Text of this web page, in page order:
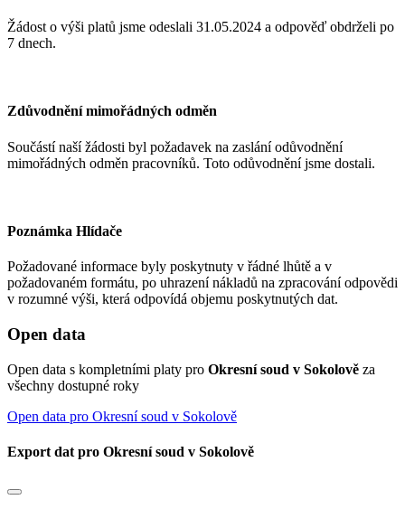
Žádost o výši platů jsme odeslali 31.05.2024 a odpověď obdrželi po
7 dnech.
Zdůvodnění mimořádných odměn
Součástí naší žádosti byl požadavek na zaslání odůvodnění
mimořádných odměn pracovníků. Toto odůvodnění jsme dostali.
Poznámka Hlídače
Požadované informace byly poskytnuty v řádné lhůtě a v
požadovaném formátu, po uhrazení nákladů na zpracování odpovědi
v rozumné výši, která odpovídá objemu poskytnutých dat.
Open data
Open data s kompletními platy pro Okresní soud v Sokolově za
všechny dostupné roky
Open data pro Okresní soud v Sokolově
Export dat pro Okresní soud v Sokolově